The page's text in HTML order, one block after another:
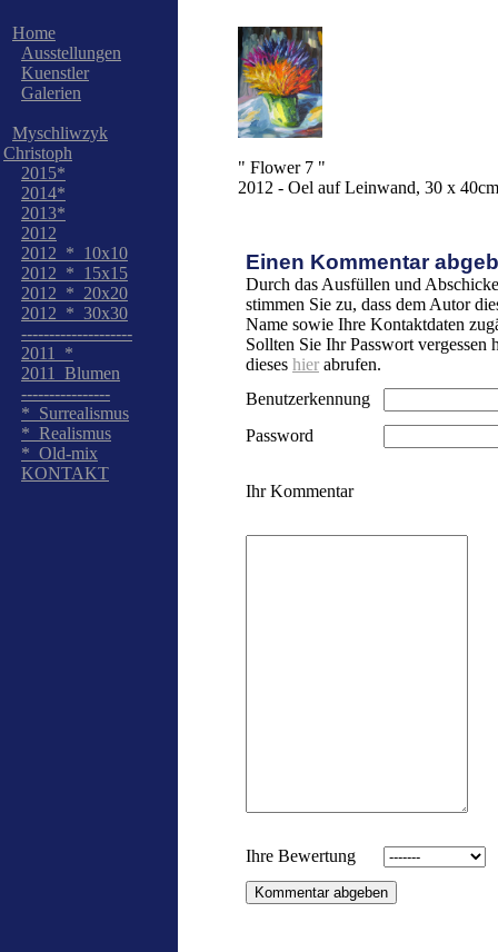
Home
Ausstellungen
Kuenstler
Galerien
Myschliwzyk
Christoph
2015*
2014*
2013*
2012
2012_*_10x10
2012_*_15x15
2012_*_20x20
2012_*_30x30
--------------------
2011_*
2011_Blumen
----------------
*_Surrealismus
*_Realismus
*_Old-mix
KONTAKT
" Flower 7 "
2012 - Oel auf Leinwand, 30 x 40cm
Einen Kommentar
Durch das Ausfüllen und
stimmen Sie zu, dass dem Autor
Name sowie Ihre Kontaktdaten
Sollten Sie Ihr Passwort vergessen
dieses hier abrufen.
Benutzerkennung
Password
Ihr Kommentar
Ihre Bewertung